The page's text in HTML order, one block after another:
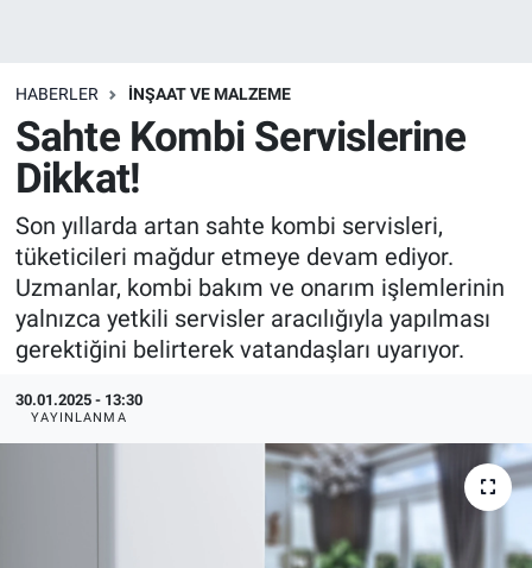
HABERLER İNŞAAT VE MALZEME
Sahte Kombi Servislerine
Dikkat!
Son yıllarda artan sahte kombi servisleri,
tüketicileri mağdur etmeye devam ediyor.
Uzmanlar, kombi bakım ve onarım işlemlerinin
yalnızca yetkili servisler aracılığıyla yapılması
gerektiğini belirterek vatandaşları uyarıyor.
30.01.2025 - 13:30
YAYINLANMA
Depolama Çözümleri
İnşaat ve Malzeme
HaberOrtak
EndüstriST
Enerjisini Üreten Fabrikalar
Endüstri 4.0 Uygulamaları
Ağır Sanayi Çözümleri